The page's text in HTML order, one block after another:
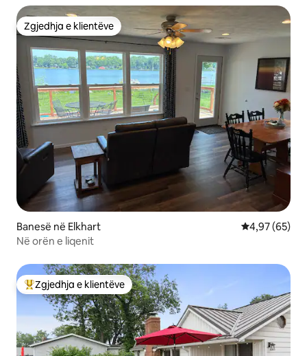
Zgjedhja e klientëve
Zgjedhja e klientëve
Banesë në Elkhart Vlerësimi
4,97 (65)
Në orën e liqenit
Më të mirat e zgjedhjeve të klientëve
Zgjedhja e klientëve